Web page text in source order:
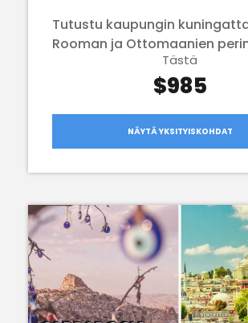
Tutustu kaupungin
Rooman ja Ottomaanien
Tästä
$985
NÄYTÄ YKSITYISKOHDAT